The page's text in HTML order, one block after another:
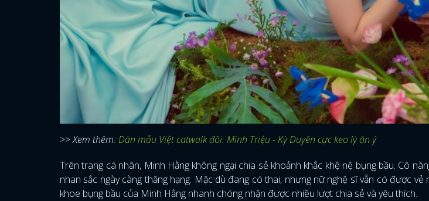
>> Xem thêm:Dàn mẫu Việt catwalk đôi: Minh Triệu - Kỳ Duyên cực keo lỳ ăn ý
Trên trang cá nhân, Minh Hằng không ngại chia sẻ khoảnh khắc khệ nệ bụng bầu. Cô
nhan sắc ngày càng thăng hạng. Mặc dù đang có thai, nhưng nữ nghệ sĩ vẫn có được vẻ
khoe bụng bầu của Minh Hằng nhanh chóng nhận được nhiều lượt chia sẻ và yêu thích.